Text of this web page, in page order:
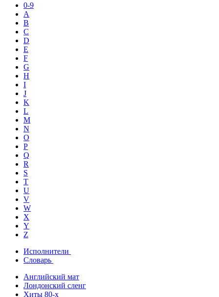
0-9
A
B
C
D
E
F
G
H
I
J
K
L
M
N
O
P
Q
R
S
T
U
V
W
X
Y
Z
Исполнители
Словарь
Английский мат
Лондонский сленг
Хиты 80-х